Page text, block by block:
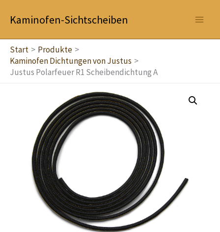
InhaltKaminofen-Sichtscheiben
Start
Produkte
Kaminofen Dichtungen von Justus
Justus Polarfeuer R1 Scheibendichtung A